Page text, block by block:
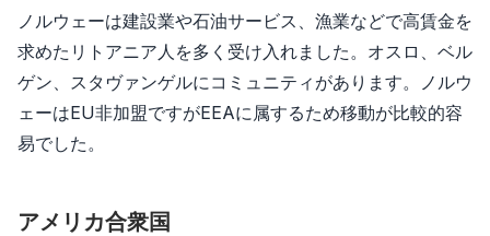
ノルウェーは建設業や石油サービス、漁業などで高賃金を
求めたリトアニア人を多く受け入れました。オスロ、ベル
ゲン、スタヴァンゲルにコミュニティがあります。ノルウ
ェーはEU非加盟ですがEEAに属するため移動が比較的容
易でした。
アメリカ合衆国